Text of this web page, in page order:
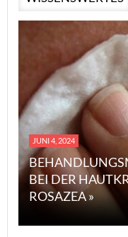
JUNI 4, 2024
BEI DER
ROSAZEA »